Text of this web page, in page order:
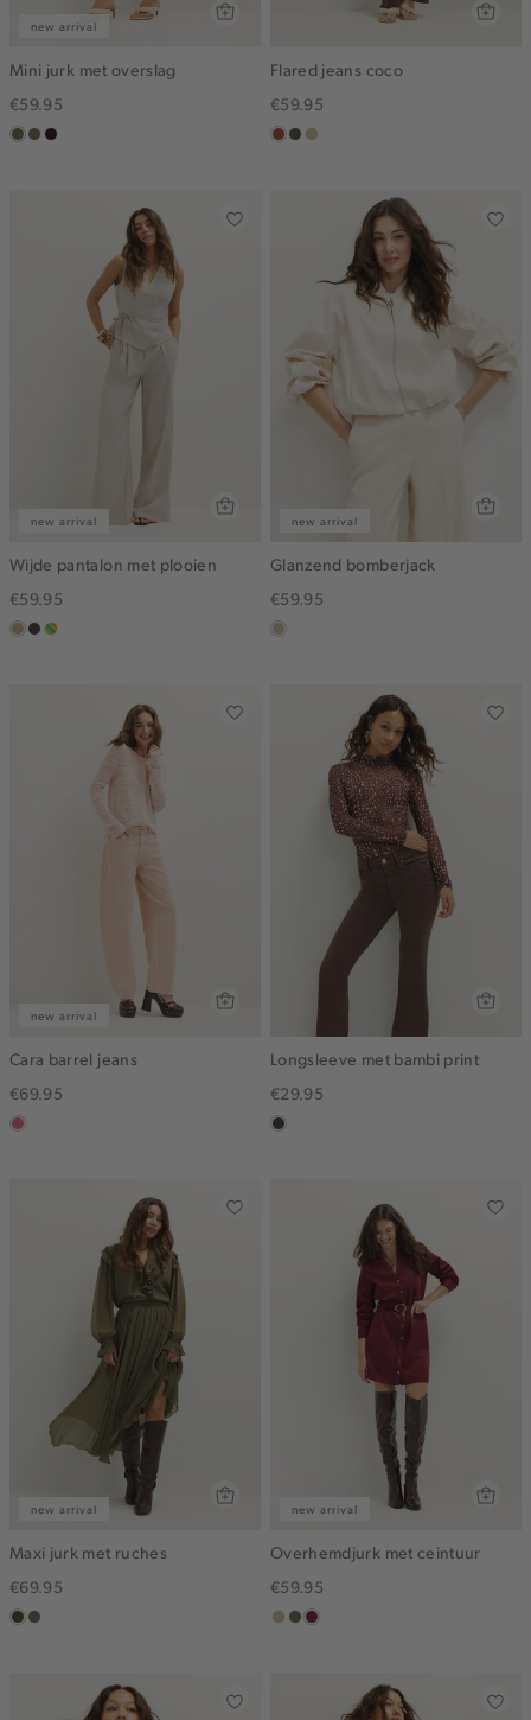
new arrival
Mini jurk met overslag
€59.95
groen,
middenbruin
bordeaux,
Flared jeans coco
€59.95
bruin
donkerkhaki
lichtzand
new arrival
Wijde pantalon met plooien
€59.95
zandchocomeerkleurig
new arrival
Glanzend bomberjack
€59.95
lichtzand
new arrival
Cara barrel jeans
€69.95
rose,
Longsleeve met bambi print
€29.95
choco
new arrival
Maxi jurk met ruches
€69.95
groen,
middenbruin
new arrival
Overhemdjurk met ceintuur
€59.95
lichtzand
middenbruin
bordeaux